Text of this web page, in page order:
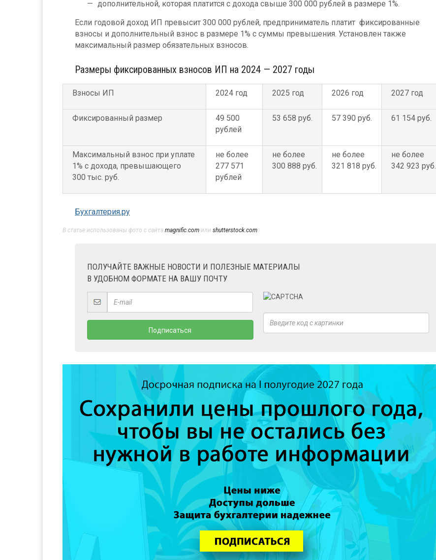
дополнительной, которая платится с дохода свыше 300 000 рублей в размере 1%.
Если годовой доход ИП превысит 300 000 рублей, предприниматель платит фиксированные
взносы и дополнительный взнос в размере 1% с суммы превышения. Установлен также
максимальный размер обязательных взносов.
Размеры фиксированных взносов ИП на 2024 — 2027 годы
Взносы ИП 2024 год 2025 год 2026 год 2027 год
Фиксированный размер
49 500
рублей
53 658 руб. 57 390 руб. 61 154 руб.
Максимальный взнос при уплате
1% с дохода, превышающего
300 тыс. руб.
не более
277 571
рублей
не более
300 888 руб.
не более
321 818 руб.
не более
342 923 руб.
Бухгалтерия.ру
В статье использованы фото с сайта magnific.com или shutterstock.com
ПОЛУЧАЙТЕ ВАЖНЫЕ НОВОСТИ И ПОЛЕЗНЫЕ МАТЕРИАЛЫ
В УДОБНОМ ФОРМАТЕ НА ВАШУ ПОЧТУ